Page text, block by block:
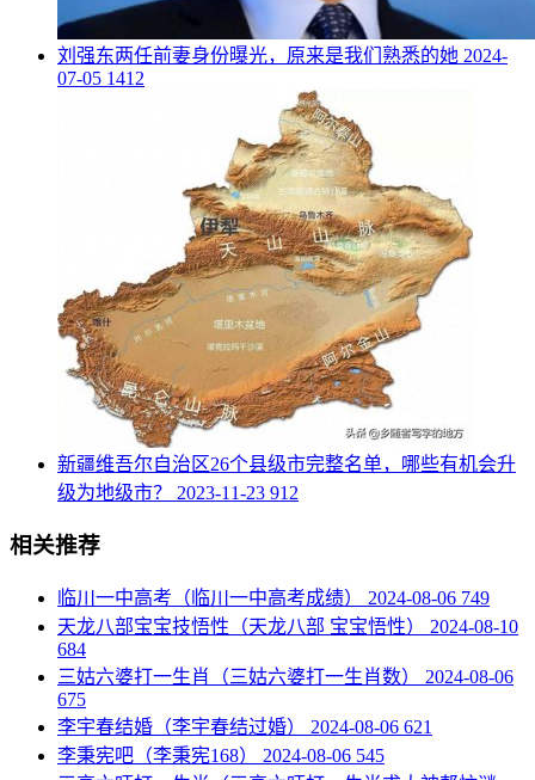
​刘强东两任前妻身份曝光，原来是我们熟悉的她 2024-
07-05 1412
​新疆维吾尔自治区26个县级市完整名单，哪些有机会升
级为地级市？
2023-11-23 912
相关推荐
​临川一中高考（临川一中高考成绩） 2024-08-06 749
​天龙八部宝宝技悟性（天龙八部 宝宝悟性）
2024-08-10
684
​三姑六婆打一生肖（三姑六婆打一生肖数）
2024-08-06
675
​李宇春结婚（李宇春结过婚）
2024-08-06 621
​李秉宪吧（李秉宪168）
2024-08-06 545